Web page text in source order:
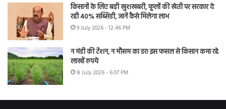
किसानों के लिए बड़ी खुशखबरी, फूलों की खेती पर सरकार दे
रही 40% सब्सिडी, जानें कैसे मिलेगा लाभ
9 July 2026 - 12:46 PM
न मंडी की टेंशन, न मौसम का डर! इस फसल से किसान कमा रहे
लाखों रुपये
8 July 2026 - 6:07 PM